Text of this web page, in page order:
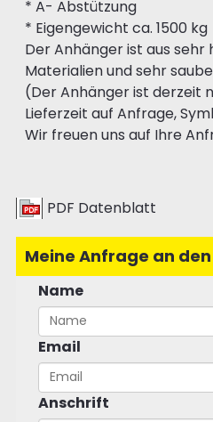
* A- Abstützung
* Eigengewicht ca. 1500 kg
Der Anhänger ist aus
Materialien und sehr
(Der Anhänger ist derzeit
Lieferzeit auf Anfrage,
Wir freuen uns auf Ihre
PDF Datenblatt
Meine Anfrage an
Name
Email
Anschrift